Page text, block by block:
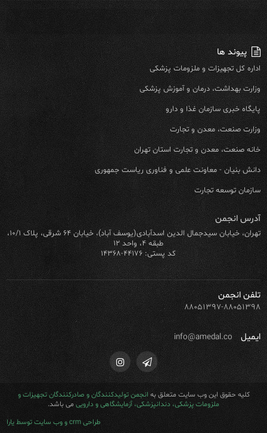
پیوند ها
اداره کل تجهیزات و ملزومات پزشکی
وزارت بهداشت، درمان و آموزش پزشکی
پایگاه خبری سازمان غذا و دارو
وزارت صنعت، معدن و تجارت
خانه صنعت، معدن و تجارت استان تهران
دانش بنیان - معاونت علمی و فناوری ریاست جمهوری
سازمان توسعه تجارت
آدرس انجمن
تهران، خیابان سیدجمال الدین اسدآبادی(یوسف آباد)، خیابان ۶۴ شرقی، پلاک ۱۰/۱،
طبقه ۴، واحد ۱۲
کد پستی: ۴۴۱۷۶-۱۴۳۶۸
تلفن انجمن
۸۸۰۵۱۳۹۷-۸۸۰۵۱۳۹۸
ایمیل info@amedal.co
کلیه حقوق این وب سایت متعلق بهانجمن تولیدکنندگان و صادرکنندگان تجهیزات و
ملزومات پزشکی، دندانپزشکی، آزمایشگاهی و دارویی می باشد.
طراحی crm و وب سایت توسط یارا